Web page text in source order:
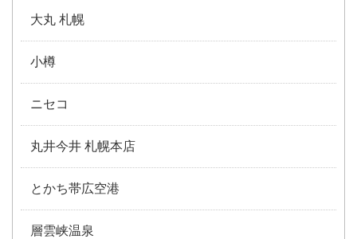
大丸 札幌
小樽
ニセコ
丸井今井 札幌本店
とかち帯広空港
層雲峡温泉